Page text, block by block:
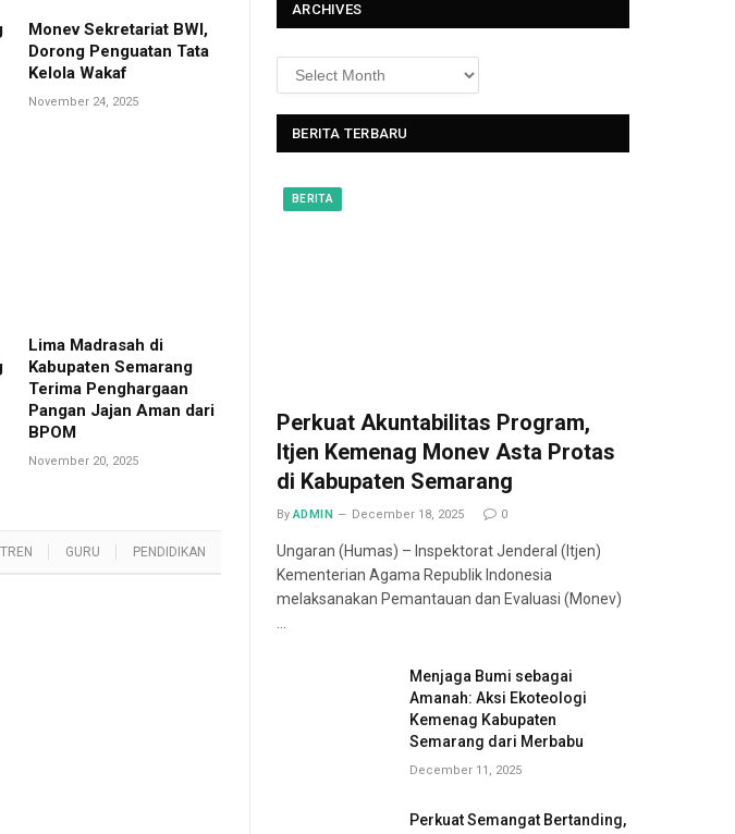
Monev Sekretariat BWI,
Dorong Penguatan Tata
Kelola Wakaf
November 24, 2025
Lima Madrasah di
Kabupaten Semarang
Terima Penghargaan
Pangan Jajan Aman dari
BPOM
November 20, 2025
GURU PENDIDIKAN
ARCHIVES
BERITA TERBARU
BERITA
Perkuat Akuntabilitas Program,
Itjen Kemenag Monev Asta Protas
di Kabupaten Semarang
By ADMIN December 18, 2025 0
Ungaran (Humas) – Inspektorat Jenderal (Itjen)
Kementerian Agama Republik Indonesia
melaksanakan Pemantauan dan Evaluasi (Monev)
…
Menjaga Bumi sebagai
Amanah: Aksi Ekoteologi
Kemenag Kabupaten
Semarang dari Merbabu
December 11, 2025
Perkuat Semangat Bertanding,